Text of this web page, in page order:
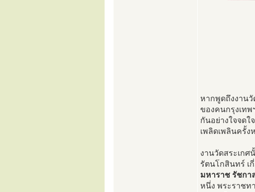
หากพูดถึงงาน
ของคนกรุงเทพ
กันอย่างใจจดใ
เพลิดเพลินครั้ง
งานวัดสระเกศ
รัตนโกสินทร์ เ
มหาราช รัชกา
หนึ่ง พระราชท